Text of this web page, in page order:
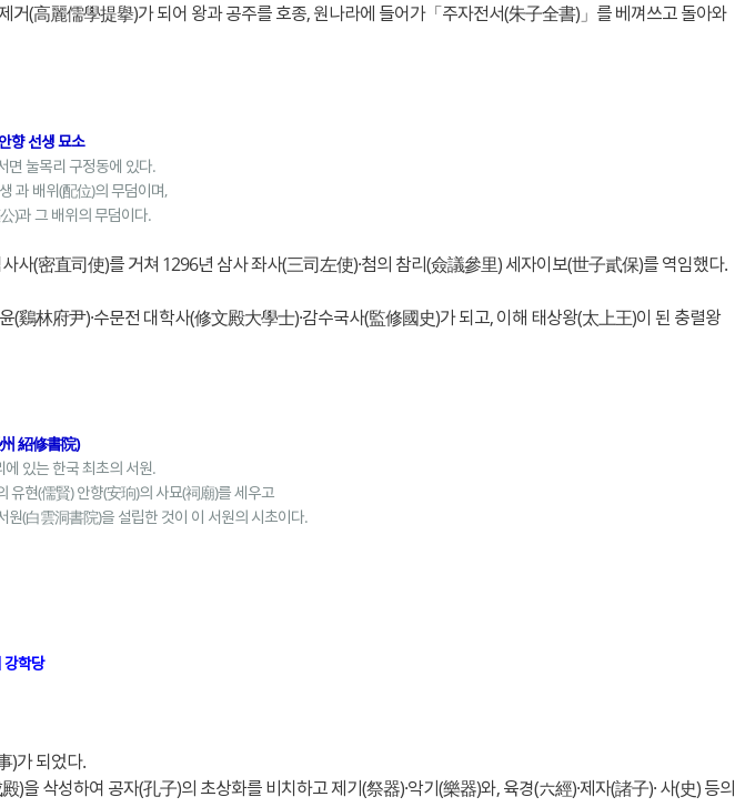
(高麗儒學提擧)가 되어 왕과 공주를 호종, 원나라에 들어가「주자전서(朱子全書)」를 베껴쓰고 돌아와
향 선생 묘소
면 눌목리 구정동에 있다.
과 배위(配位)의 무덤이며,
)과 그 배위의 무덤이다.
(密直司使)를 거쳐 1296년 삼사 좌사(三司左使)·첨의 참리(僉議參里) 세자이보(世子貳保)를 역임했다.
林府尹)·수문전 대학사(修文殿大學士)·감수국사(監修國史)가 되고, 이해 태상왕(太上王)이 된 충렬왕
紹修書院)
있는 한국 최초의 서원.
유현(儒賢) 안향(安珦)의 사묘(祠廟)를 세우고
(白雲洞書院)을 설립한 것이 이 서원의 시초이다.
강학당
)가 되었다.
삭성하여 공자(孔子)의 초상화를 비치하고 제기(祭器)·악기(樂器)와, 육경(六經)·제자(諸子)· 사(史) 등의